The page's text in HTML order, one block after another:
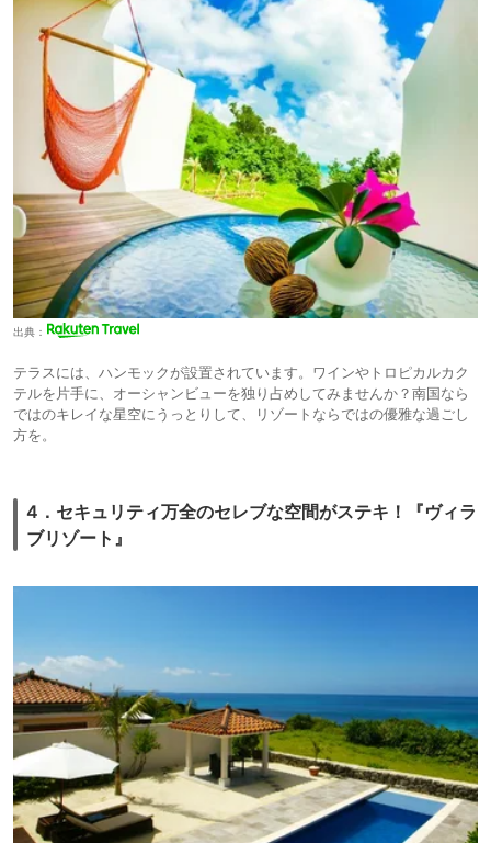
出典：
テラスには、ハンモックが設置されています。ワインやトロピカルカク
テルを片手に、オーシャンビューを独り占めしてみませんか？南国なら
ではのキレイな星空にうっとりして、リゾートならではの優雅な過ごし
方を。
4．セキュリティ万全のセレブな空間がステキ！『ヴィラ
ブリゾート』